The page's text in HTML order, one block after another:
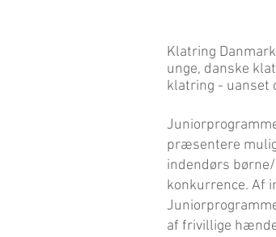
Klatring
unge, danske
klatring - uanset
præsentere
indendørs
konkurrence. Af
af frivillige